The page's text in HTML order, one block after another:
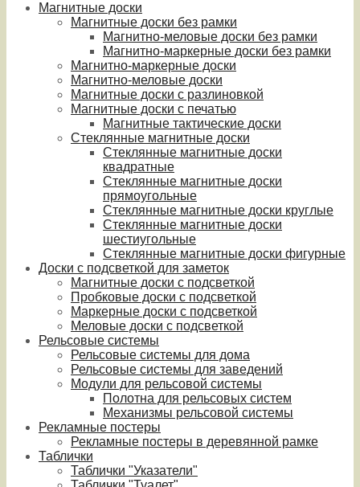
Магнитные доски
Магнитные доски без рамки
Магнитно-меловые доски без рамки
Магнитно-маркерные доски без рамки
Магнитно-маркерные доски
Магнитно-меловые доски
Магнитные доски с разлиновкой
Магнитные доски с печатью
Магнитные тактические доски
Стеклянные магнитные доски
Стеклянные магнитные доски
квадратные
Стеклянные магнитные доски
прямоугольные
Стеклянные магнитные доски круглые
Стеклянные магнитные доски
шестиугольные
Стеклянные магнитные доски фигурные
Доски с подсветкой для заметок
Магнитные доски с подсветкой
Пробковые доски с подсветкой
Маркерные доски с подсветкой
Меловые доски с подсветкой
Рельсовые системы
Рельсовые системы для дома
Рельсовые системы для заведений
Модули для рельсовой системы
Полотна для рельсовых систем
Механизмы рельсовой системы
Рекламные постеры
Рекламные постеры в деревянной рамке
Таблички
Таблички "Указатели"